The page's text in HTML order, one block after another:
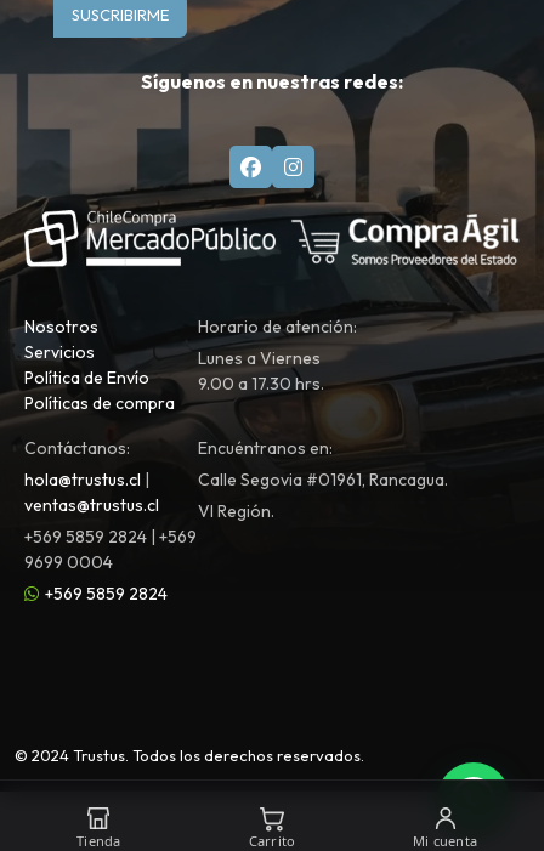
SUSCRIBIRME
Síguenos en nuestras redes:
Nosotros
Servicios
Política de Envío
Políticas de compra
Horario de atención:
Lunes a Viernes
9.00 a 17.30 hrs.
Contáctanos:
hola@trustus.cl |
ventas@trustus.cl
+569 5859 2824 | +569
9699 0004
+569 5859 2824
Encuéntranos en:
Calle Segovia #01961, Rancagua.
VI Región.
© 2024 Trustus. Todos los derechos reservados.
Tienda Carrito Mi cuenta